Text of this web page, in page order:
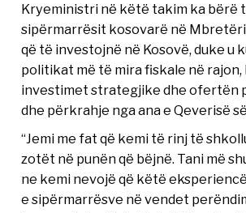
Kryeministri në këtë takim ka bërë
sipërmarrësit kosovarë në
që të investojnë në Kosovë, duke u
politikat më të mira fiskale në rajon,
investimet strategjike dhe ofertën
dhe përkrahje nga ana e Qeverisë
“Jemi me fat që kemi të rinj të
zotët në punën që bëjnë. Tani më
ne kemi nevojë që këtë
e sipërmarrësve në vendet